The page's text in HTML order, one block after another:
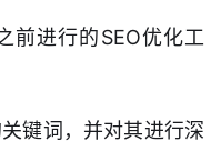
前进行的SEO优化工
键词，并对其进行深